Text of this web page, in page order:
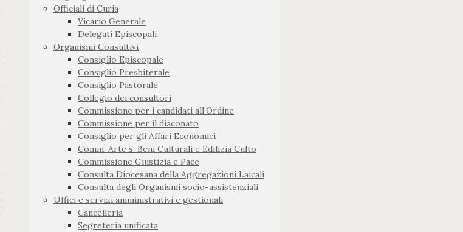
Officiali di Curia
Vicario Generale
Delegati Episcopali
Organismi Consultivi
Consiglio Episcopale
Consiglio Presbiterale
Consiglio Pastorale
Collegio dei consultori
Commissione per i candidati all’Ordine
Commissione per il diaconato
Consiglio per gli Affari Economici
Comm. Arte s. Beni Culturali e Edilizia Culto
Commissione Giustizia e Pace
Consulta Diocesana della Aggregazioni Laicali
Consulta degli Organismi socio-assistenziali
Uffici e servizi amministrativi e gestionali
Cancelleria
Segreteria unificata